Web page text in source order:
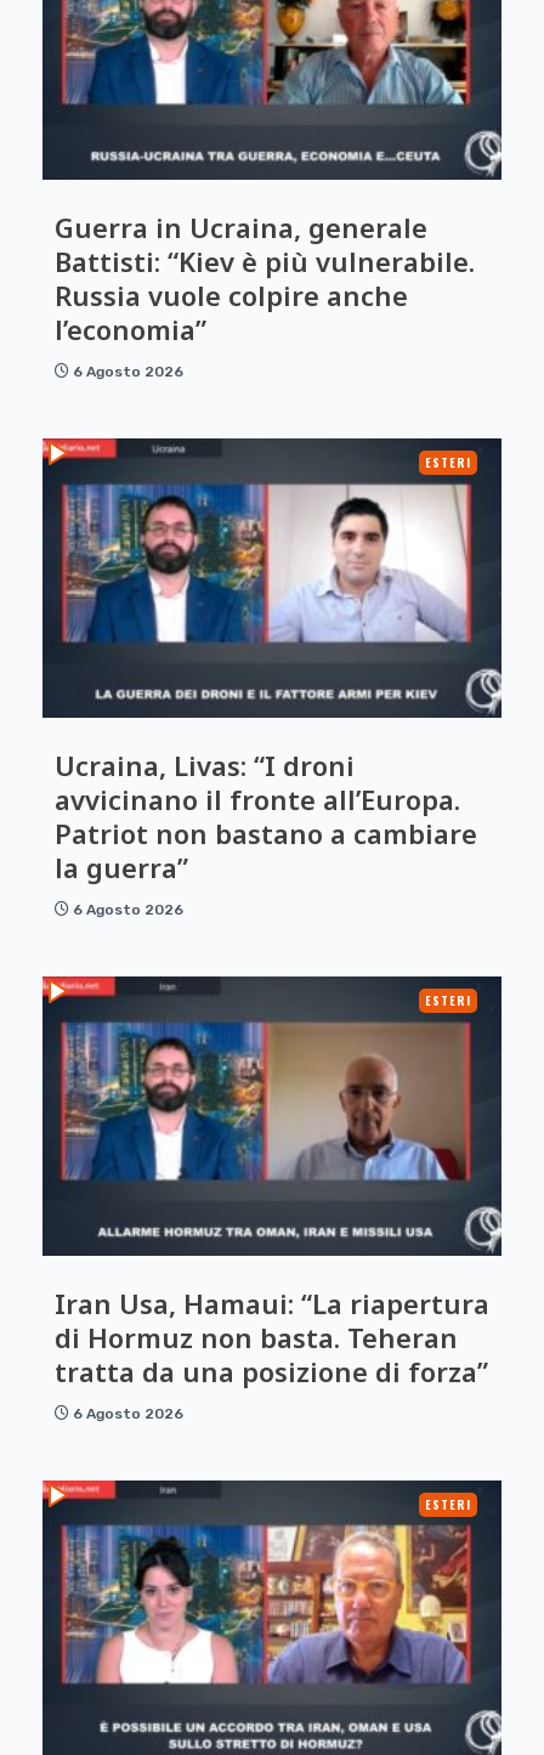
Guerra in Ucraina, generale
Battisti: “Kiev è più vulnerabile.
Russia vuole colpire anche
l’economia”
6 Agosto 2026
ESTERI
Ucraina, Livas: “I droni
avvicinano il fronte all’Europa.
Patriot non bastano a cambiare
la guerra”
6 Agosto 2026
ESTERI
Iran Usa, Hamaui: “La riapertura
di Hormuz non basta. Teheran
tratta da una posizione di forza”
6 Agosto 2026
ESTERI